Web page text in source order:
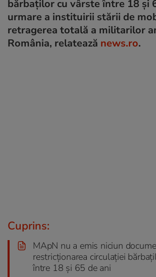
bărbaţilor cu vârste între 18 şi
urmare a instituirii stării de
retragerea totală a militarilor
România, relatează news.ro.
Cuprins:
MApN nu a emis niciun
restricționarea circulației
între 18 și 65 de ani